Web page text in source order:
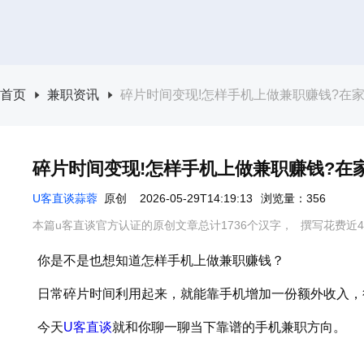
首页 兼职资讯 碎片时间变现!怎样手机上做兼职赚钱?在
碎片时间变现!怎样手机上做兼职赚钱?在
U客直谈蒜蓉 原创 2026-05-29T14:19:13 浏览量：356
本篇u客直谈官方认证的原创文章总计1736个汉字， 撰写花费近
你是不是也想知道怎样手机上做兼职赚钱？
日常碎片时间利用起来，就能靠手机增加一份额外收入
今天U客直谈就和你聊一聊当下靠谱的手机兼职方向。